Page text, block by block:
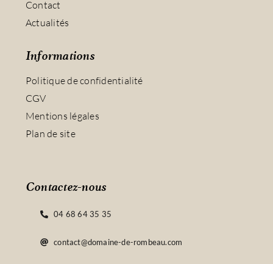
Contact
Actualités
Informations
Politique de confidentialité
CGV
Mentions légales
Plan de site
Contactez-nous
04 68 64 35 35
contact@domaine-de-rombeau.com